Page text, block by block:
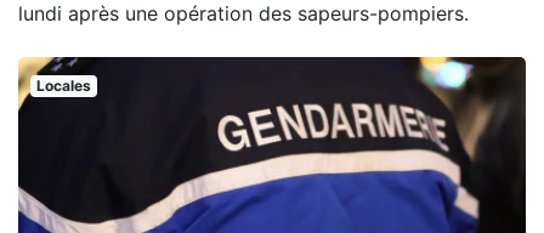
lundi après une opération des sapeurs-pompiers.
Locales